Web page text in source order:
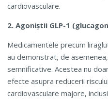
cardiovasculare.
2. Agoniștii GLP-1
Medicamentele precum
au demonstrat, de
semnificative. Acestea nu
efecte asupra reducerii
cardiovasculare majore,